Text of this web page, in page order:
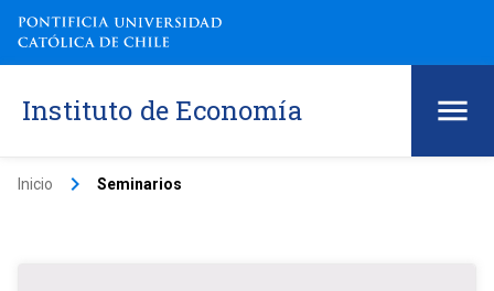
Instituto de Economía
Inicio keyboard_arrow_right Seminarios